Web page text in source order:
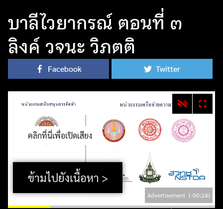
บาลีไวยากรณ์ ตอนที่ ๓
ลิงค์ วจนะ วิภตติ
Facebook Twitter
ข้ามไปยังเนื้อหา >
Advertisement (-00:24)
คลิกที่นี่เพื่อเปิดเสียง